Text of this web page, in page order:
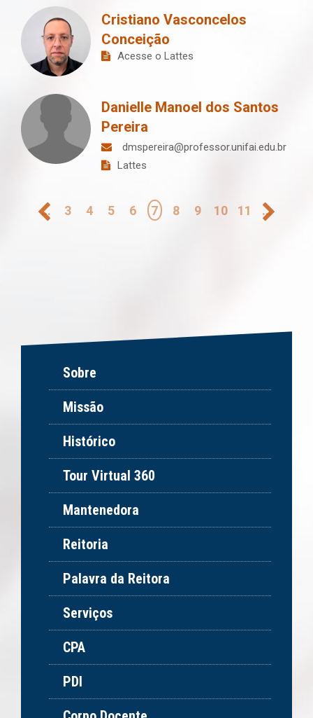
Cristiano Vasconcelos
Conceição
Acesse o Lattes
Danielle Manoel dos Santos
Pereira
dmspereira@professor.unifai.edu.br
Lattes
Paginação
… 3 4 5 6 7 8 9 10 11 …
Sobre
Missão
Histórico
Tour Virtual 360
Mantenedora
Reitoria
Palavra da Reitora
Serviços
CPA
PDI